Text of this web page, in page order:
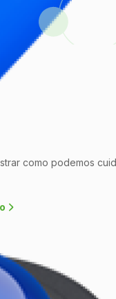
como podemos